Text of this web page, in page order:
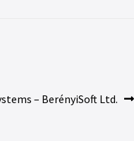
– BerényiSoft Ltd.